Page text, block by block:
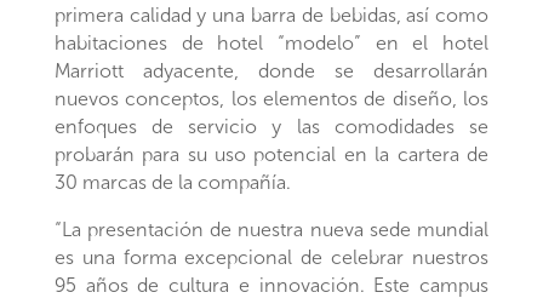
primera calidad y una barra de bebidas, así como
habitaciones de hotel “modelo” en el hotel
Marriott adyacente, donde se desarrollarán
nuevos conceptos, los elementos de diseño, los
enfoques de servicio y las comodidades se
probarán para su uso potencial en la cartera de
30 marcas de la compañía.
“La presentación de nuestra nueva sede mundial
es una forma excepcional de celebrar nuestros
95 años de cultura e innovación. Este campus